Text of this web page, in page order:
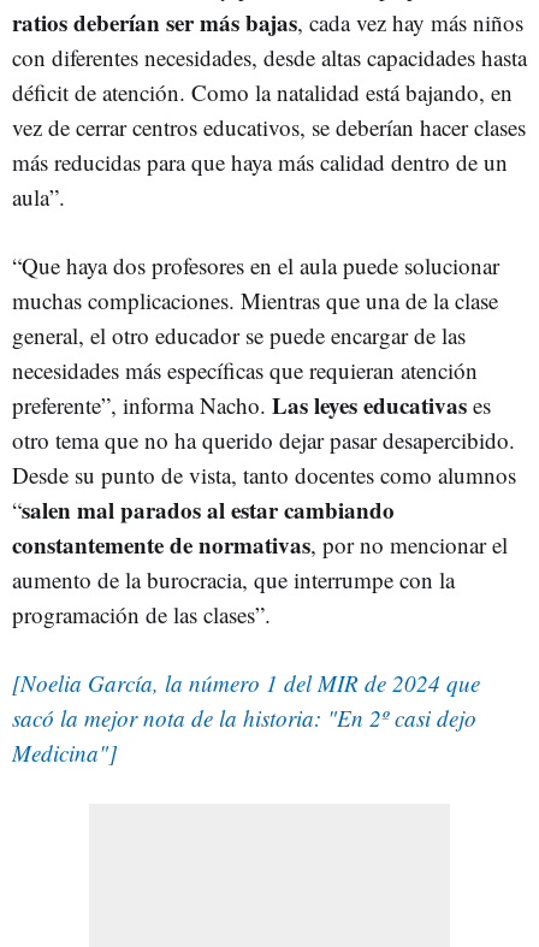
ratios deberían ser más bajas, cada vez hay más niños
con diferentes necesidades, desde altas capacidades hasta
déficit de atención. Como la natalidad está bajando, en
vez de cerrar centros educativos, se deberían hacer clases
más reducidas para que haya más calidad dentro de un
aula”.
“Que haya dos profesores en el aula puede solucionar
muchas complicaciones. Mientras que una de la clase
general, el otro educador se puede encargar de las
necesidades más específicas que requieran atención
preferente”, informa Nacho. Las leyes educativas es
otro tema que no ha querido dejar pasar desapercibido.
Desde su punto de vista, tanto docentes como alumnos
“salen mal parados al estar cambiando
constantemente de normativas, por no mencionar el
aumento de la burocracia, que interrumpe con la
programación de las clases”.
[Noelia García, la número 1 del MIR de 2024 que
sacó la mejor nota de la historia: "En 2º casi dejo
Medicina"]